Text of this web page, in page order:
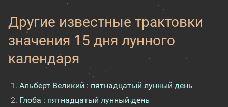
Другие известные трактовки
значения 15 дня лунного
календаря
Альберт Великий : пятнадцатый лунный день
Глоба : пятнадцатый лунный день